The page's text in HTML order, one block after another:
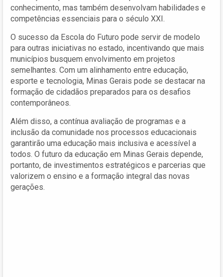
conhecimento, mas também desenvolvam habilidades e
competências essenciais para o século XXI.
O sucesso da Escola do Futuro pode servir de modelo
para outras iniciativas no estado, incentivando que mais
municípios busquem envolvimento em projetos
semelhantes. Com um alinhamento entre educação,
esporte e tecnologia, Minas Gerais pode se destacar na
formação de cidadãos preparados para os desafios
contemporâneos.
Além disso, a contínua avaliação de programas e a
inclusão da comunidade nos processos educacionais
garantirão uma educação mais inclusiva e acessível a
todos. O futuro da educação em Minas Gerais depende,
portanto, de investimentos estratégicos e parcerias que
valorizem o ensino e a formação integral das novas
gerações.